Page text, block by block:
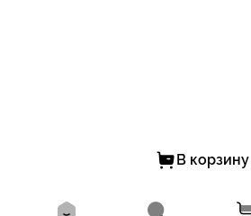
В корзину